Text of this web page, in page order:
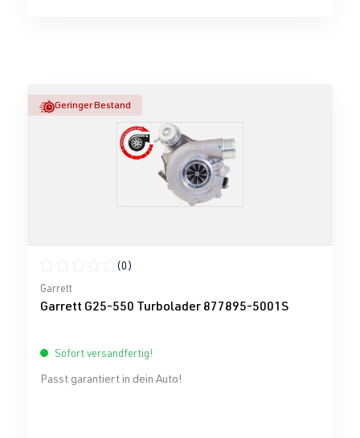
Geringer Bestand
Durchschnittliche Bewertung von 0 von 5 Sternen
(0)
Garrett
Garrett G25-550 Turbolader 877895-5001S
Sofort versandfertig!
Passt garantiert in dein Auto!